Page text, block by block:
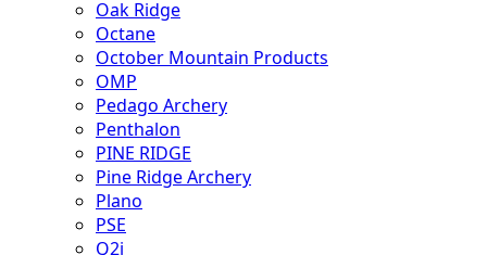
Oak Ridge
Octane
October Mountain Products
OMP
Pedago Archery
Penthalon
PINE RIDGE
Pine Ridge Archery
Plano
PSE
Q2i